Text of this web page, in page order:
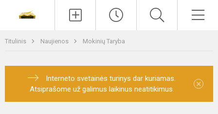
Titulinis Naujienos Mokinių Taryba
Interneto svetainės turinys dar kuriamas.
Atsiprašome už galimus laikinus neatitikimus.
×